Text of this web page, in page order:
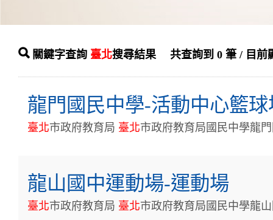
關鍵字查詢 臺北搜尋結果 共查詢到 0 筆 / 目前
龍門國民中學-活動中心籃球
臺北市政府教育局 臺北市政府教育局國民中學龍
龍山國中運動場-運動場
臺北市政府教育局 臺北市政府教育局國民中學龍